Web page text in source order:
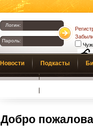
Логин:
Пароль:
Новости Подкасты
Добро